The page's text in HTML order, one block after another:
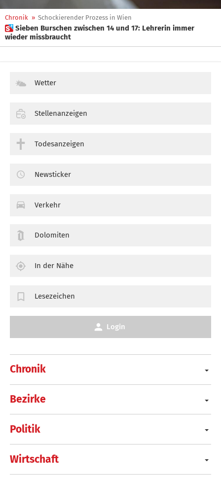
Chronik » Schockierender Prozess in Wien
 Sieben Burschen zwischen 14 und 17: Lehrerin immer
wieder missbraucht
Chronik
Bezirke
Politik
Wirtschaft
Wetter
Stellenanzeigen
Todesanzeigen
Newsticker
Verkehr
Dolomiten
In der Nähe
Lesezeichen
Login